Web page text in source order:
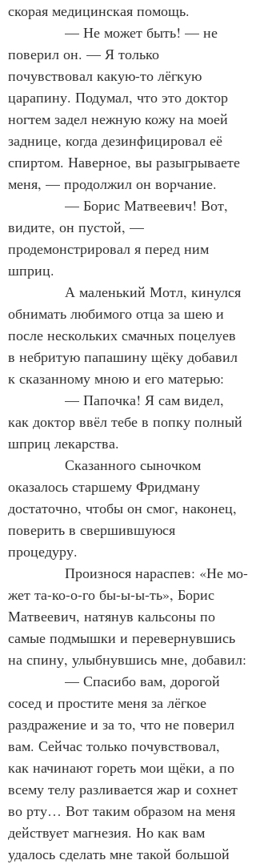
скорая медицинская помощь.
— Не может быть! — не
поверил он. — Я только
почувствовал какую-то лёгкую
царапину. Подумал, что это доктор
ногтем задел нежную кожу на моей
заднице, когда дезинфицировал её
спиртом. Наверное, вы разыгрываете
меня, — продолжил он ворчание.
— Борис Матвеевич! Вот,
видите, он пустой, —
продемонстрировал я перед ним
шприц.
А маленький Мотл, кинулся
обнимать любимого отца за шею и
после нескольких смачных поцелуев
в небритую папашину щёку добавил
к сказанному мною и его матерью:
— Папочка! Я сам видел,
как доктор ввёл тебе в попку полный
шприц лекарства.
Сказанного сыночком
оказалось старшему Фридману
достаточно, чтобы он смог, наконец,
поверить в свершившуюся
процедуру.
Произнося нараспев: «Не мо-
жет та-ко-о-го бы-ы-ы-ть», Борис
Матвеевич, натянув кальсоны по
самые подмышки и перевернувшись
на спину, улыбнувшись мне, добавил:
— Спасибо вам, дорогой
сосед и простите меня за лёгкое
раздражение и за то, что не поверил
вам. Сейчас только почувствовал,
как начинают гореть мои щёки, а по
всему телу разливается жар и сохнет
во рту… Вот таким образом на меня
действует магнезия. Но как вам
удалось сделать мне такой большой